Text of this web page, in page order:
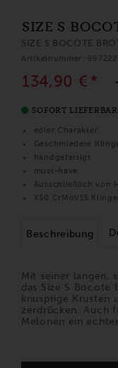
SIZE S
SIZE S BOCOTE
Artikelnummer: 997222
134,90 € *
SOFORT LIEFERBAR
edler Charakter
Geschmiedete
handgefertigt
must-have
Ausschließlich von
X50 CrMoV15
Beschreibung
Mit seiner langen,
das Size S Bocote
knusprige Krusten
zerdrücken. Auch
Melonen ein